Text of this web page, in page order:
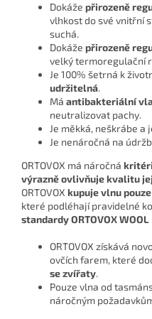
Dokáže přirozeně
vlhkost do své vnitřní
suchá.
Dokáže přirozeně
velký termoregulační
Je 100% šetrná k
udržitelná.
Má antibakteriální
neutralizovat pachy.
Je měkká, neškrábe a
Je nenáročná na
ORTOVOX má náročná
výrazně ovlivňuje kvalitu
ORTOVOX kupuje vlnu
které podléhají pravidelné
standardyORTOVOX
ORTOVOX získává
ovčích farem, které
se zvířaty.
Pouze vlna od
náročným